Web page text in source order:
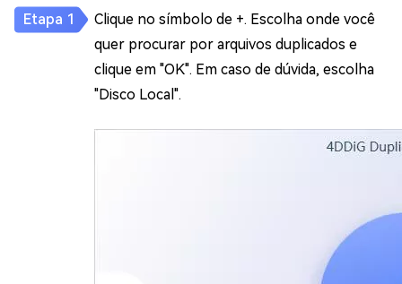
Clique no símbolo de +. Escolha onde você
quer procurar por arquivos duplicados e
clique em "OK". Em caso de dúvida, escolha
"Disco Local".